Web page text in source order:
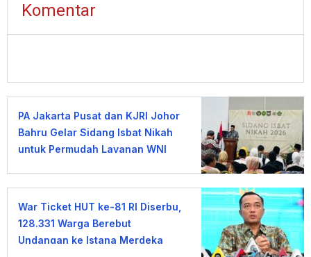
Komentar
PA Jakarta Pusat dan KJRI Johor
Bahru Gelar Sidang Isbat Nikah
untuk Permudah Layanan WNI
War Ticket HUT ke-81 RI Diserbu,
128.331 Warga Berebut
Undangan ke Istana Merdeka